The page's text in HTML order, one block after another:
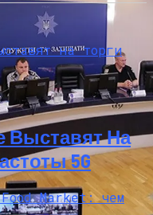
На Тарифы
Выставят На
5G